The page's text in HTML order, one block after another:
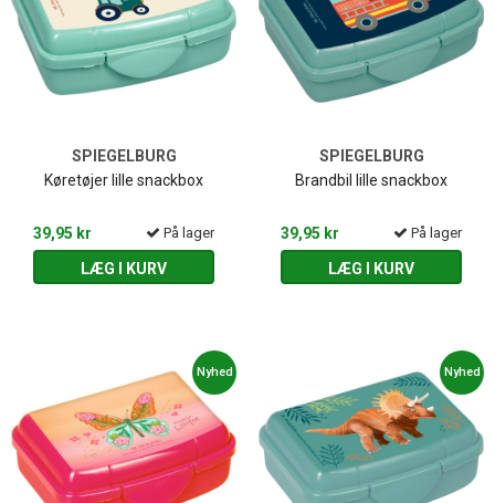
SPIEGELBURG
Køretøjer lille snackbox
39,95 kr På lager
LÆG I KURV
SPIEGELBURG
Brandbil lille snackbox
39,95 kr På lager
LÆG I KURV
Nyhed Nyhed